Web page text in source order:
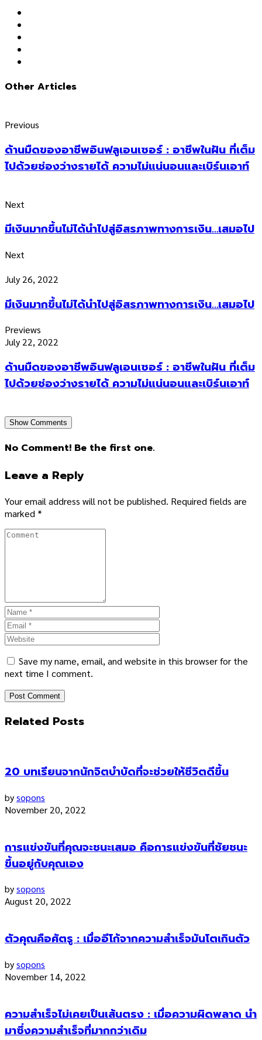
Other Articles
Previous
ด้านมืดของอาชีพอินฟลูเอนเซอร์ : อาชีพในฝัน ที่เต็ม
ไปด้วยช่องว่างรายได้ ความไม่แน่นอนและเบิร์นเอาท์
Next
มีเงินมากขึ้นไม่ได้นำไปสู่อิสรภาพทางการเงิน…เสมอไป
Next
July 26, 2022
มีเงินมากขึ้นไม่ได้นำไปสู่อิสรภาพทางการเงิน…เสมอไป
Previews
July 22, 2022
ด้านมืดของอาชีพอินฟลูเอนเซอร์ : อาชีพในฝัน ที่เต็ม
ไปด้วยช่องว่างรายได้ ความไม่แน่นอนและเบิร์นเอาท์
Show Comments
No Comment! Be the first one.
Leave a Reply
Your email address will not be published. Required fields are
marked *
Save my name, email, and website in this browser for the
next time I comment.
Related Posts
20 บทเรียนจากนักจิตบำบัดที่จะช่วยให้ชีวิตดีขึ้น
bysopons
November 20, 2022
การแข่งขันที่คุณจะชนะเสมอ คือการแข่งขันที่ชัยชนะ
ขึ้นอยู่กับคุณเอง
bysopons
August 20, 2022
ตัวคุณคือศัตรู : เมื่ออีโก้จากความสำเร็จมันโตเกินตัว
bysopons
November 14, 2022
ความสำเร็จไม่เคยเป็นเส้นตรง : เมื่อความผิดพลาด นำ
มาซึ่งความสำเร็จที่มากกว่าเดิม